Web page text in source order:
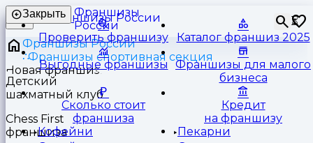
Франшизы
России
⏳
Закрыть
Проверить франшизу Каталог франшиз 2025
Выгодные франшизы
Франшизы для малого
бизнеса
Сколько стоит
франшиза
Кредит
на франшизу
Кофейни
Пекарни
Франшизы России
Франшизы спортивная секция
Детский
шахматный клуб
Chess First
франшиза